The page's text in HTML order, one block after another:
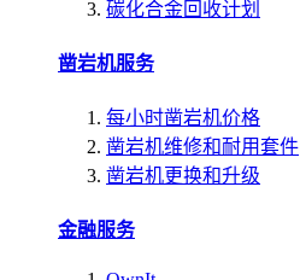
碳化合金回收计划
凿岩机服务
每小时凿岩机价格
凿岩机维修和耐用套件
凿岩机更换和升级
金融服务